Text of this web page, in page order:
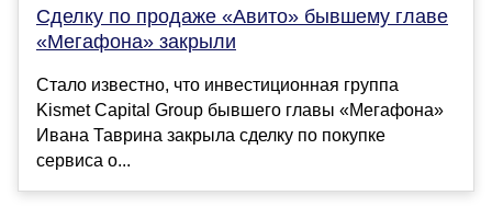
Сделку по продаже «Авито» бывшему главе
«Мегафона» закрыли
Стало известно, что инвестиционная группа
Kismet Capital Group бывшего главы «Мегафона»
Ивана Таврина закрыла сделку по покупке
сервиса о...